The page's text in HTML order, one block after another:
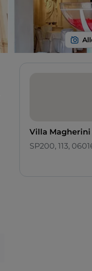
Villa Magherini
SP200, 113,